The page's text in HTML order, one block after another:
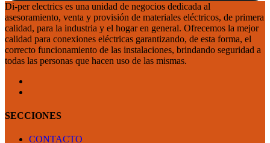
Di-per electrics es una unidad de negocios dedicada al
asesoramiento, venta y provisión de materiales eléctricos, de primera
calidad, para la industria y el hogar en general. Ofrecemos la mejor
calidad para conexiones eléctricas garantizando, de esta forma, el
correcto funcionamiento de las instalaciones, brindando seguridad a
todas las personas que hacen uso de las mismas.
SECCIONES
CONTACTO